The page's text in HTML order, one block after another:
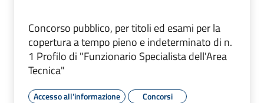
Concorso pubblico, per titoli ed esami per la
copertura a tempo pieno e indeterminato di n.
1 Profilo di "Funzionario Specialista dell'Area
Tecnica"
Accesso all'informazione Concorsi